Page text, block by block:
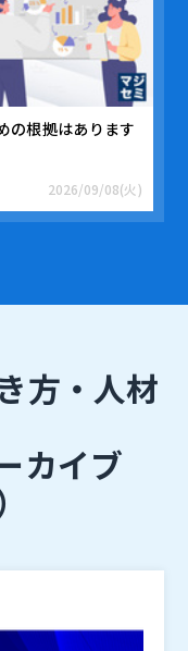
の根拠はあります
2026/09/08(火)
方・人材
カイブ